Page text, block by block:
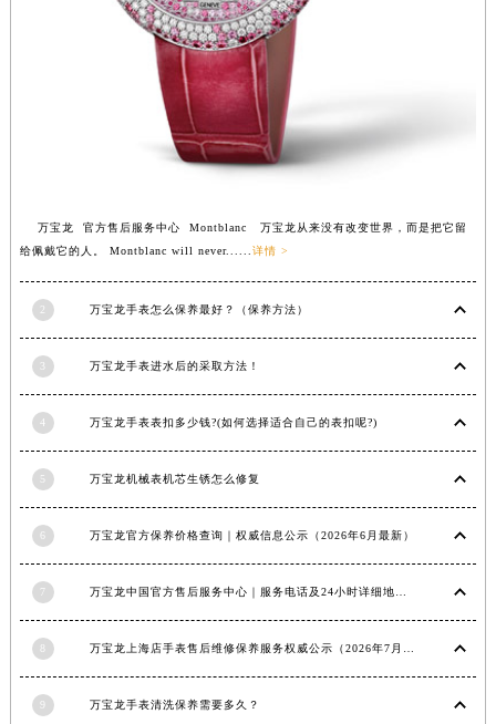
万宝龙 官方售后服务中心 Montblanc 万宝龙从来没有改变世界，而是把它留
给佩戴它的人。 Montblanc will never...... 详情 >
2 万宝龙手表怎么保养最好？（保养方法）
3 万宝龙手表进水后的采取方法！
4 万宝龙手表表扣多少钱?(如何选择适合自己的表扣呢?)
5 万宝龙机械表机芯生锈怎么修复
6 万宝龙官方保养价格查询｜权威信息公示（2026年6月最新）
7
8
9 万宝龙手表清洗保养需要多久？